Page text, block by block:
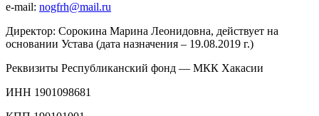
e-mail: nogfrh@mail.ru
Директор: Сорокина Марина Леонидовна, действует на
основании Устава (дата назначения – 19.08.2019 г.)
Реквизиты Республиканский фонд — МКК Хакасии
ИНН 1901098681